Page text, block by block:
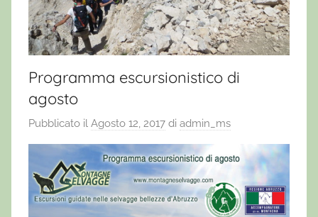
Programma escursionistico di
agosto
Pubblicato il Agosto 12, 2017 di admin_ms